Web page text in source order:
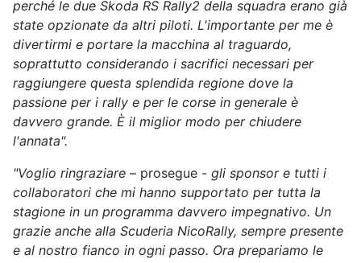
perché le due Skoda RS Rally2 della squadra erano già
state opzionate da altri piloti. L'importante per me è
divertirmi e portare la macchina al traguardo,
soprattutto considerando i sacrifici necessari per
raggiungere questa splendida regione dove la
passione per i rally e per le corse in generale è
davvero grande. È il miglior modo per chiudere
l'annata".
"Voglio ringraziare – prosegue - gli sponsor e tutti i
collaboratori che mi hanno supportato per tutta la
stagione in un programma davvero impegnativo. Un
grazie anche alla Scuderia NicoRally, sempre presente
e al nostro fianco in ogni passo. Ora prepariamo le